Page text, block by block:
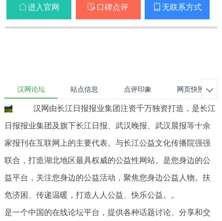
进入官网  口碑点评  无联系方式
汉网论坛 站点信息 点评印象 网页快照 
汉网由长江日报报业集团注资千万独资打造，是长江
日报报业集团及旗下长江日报、武汉晚报、武汉晨报等十余
家报刊在互联网上的主要代表。与长江公益文化传播院强强
联合，打造湖北地区最具权威的公益性网站。是您身边的公
益平台，关注您身边的公益活动，聚焦您身边公益人物。扶
危济困、传递温暖，打造人人公益、快乐公益。。
是一个中国的在线论坛平台，提供各种话题讨论、分享和交